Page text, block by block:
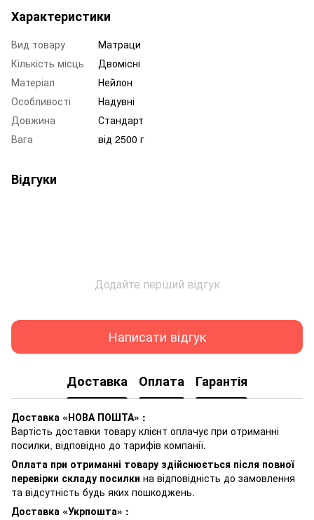
Характеристики
Вид товару
Матраци
Кількість місць
Двомісні
Матеріал
Нейлон
Особливості
Надувні
Довжина
Стандарт
Вага
від 2500 г
Відгуки
Додайте перший відгук
Написати відгук
Доставка Оплата Гарантія
Доставка «НОВА ПОШТА» :
Вартість доставки товару клієнт оплачує при отриманні
посилки, відповідно до тарифів компанії.
Оплата при отриманні товару здійснюється після повної
перевірки складу посилки на відповідність до замовлення
та відсутність будь яких пошкоджень.
Доставка «Укрпошта» :